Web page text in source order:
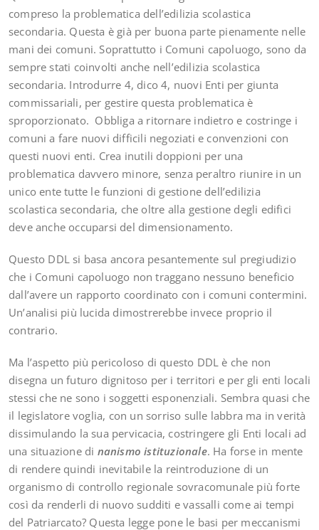
compreso la problematica dell’edilizia scolastica
secondaria. Questa è già per buona parte pienamente nelle
mani dei comuni. Soprattutto i Comuni capoluogo, sono da
sempre stati coinvolti anche nell’edilizia scolastica
secondaria. Introdurre 4, dico 4, nuovi Enti per giunta
commissariali, per gestire questa problematica è
sproporzionato. Obbliga a ritornare indietro e costringe i
comuni a fare nuovi difficili negoziati e convenzioni con
questi nuovi enti. Crea inutili doppioni per una
problematica davvero minore, senza peraltro riunire in un
unico ente tutte le funzioni di gestione dell’edilizia
scolastica secondaria, che oltre alla gestione degli edifici
deve anche occuparsi del dimensionamento.
Questo DDL si basa ancora pesantemente sul pregiudizio
che i Comuni capoluogo non traggano nessuno beneficio
dall’avere un rapporto coordinato con i comuni contermini.
Un’analisi più lucida dimostrerebbe invece proprio il
contrario.
Ma l’aspetto più pericoloso di questo DDL è che non
disegna un futuro dignitoso per i territori e per gli enti locali
stessi che ne sono i soggetti esponenziali. Sembra quasi che
il legislatore voglia, con un sorriso sulle labbra ma in verità
dissimulando la sua pervicacia, costringere gli Enti locali ad
una situazione di nanismo istituzionale. Ha forse in mente
di rendere quindi inevitabile la reintroduzione di un
organismo di controllo regionale sovracomunale più forte
così da renderli di nuovo sudditi e vassalli come ai tempi
del Patriarcato? Questa legge pone le basi per meccanismi